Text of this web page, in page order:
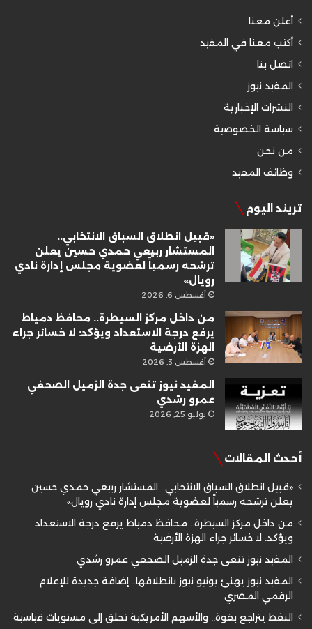
أعلن معنا
أكتب معنا في المفيد
اتصل بنا
المفيد نيوز
النشرات الإخبارية
سياسة الخصوصية
من نحن
وظائف المفيد
تريند اليوم
«قبيل انطلاق السباق الانتخابي..
المستشار ربيعي حمدي حسين يعلن
ترشحه رسمياً لعضوية مجلس إدارة نادي
رويال»
أغسطس 6, 2026
من داخل مركز السيطرة.. محافظ دمياط
يرفع درجة الاستعداد ويؤكد: لا خسائر جراء
الهزة الأرضية
أغسطس 3, 2026
المفيد نيوز تنعى جدة الزميل الصحفي
عمرو رشدي
يوليو 25, 2026
أحدث المقالات
«قبيل انطلاق السباق الانتخابي.. المستشار ربيعي حمدي حسين
يعلن ترشحه رسمياً لعضوية مجلس إدارة نادي رويال»
من داخل مركز السيطرة.. محافظ دمياط يرفع درجة الاستعداد
ويؤكد: لا خسائر جراء الهزة الأرضية
المفيد نيوز تنعى جدة الزميل الصحفي عمرو رشدي
المفيد نيوز يهنئ يونيو نيوز بانطلاقها.. إضافة جديدة للإعلام
الرقمي المصري
النفط يتراجع بقوة.. والأسهم الأمريكية تحلق إلى مستويات قياسية